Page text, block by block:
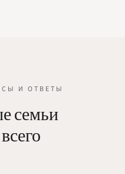
И ОТВЕТЫ
семьи